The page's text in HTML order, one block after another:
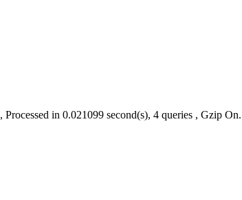
, Processed in 0.021099 second(s), 4 queries , Gzip On.